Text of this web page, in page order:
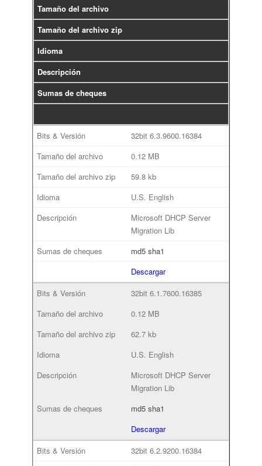
Tamaño del archivo
Tamaño del archivo zip
Idioma
Descripción
Sumas de cheques
32bit 6.3.9600.16384
0.12 MB
59.8 kb
U.S. English
Microsoft DHCP Server
Migration Lib
md5 sha1
Descargar
32bit 6.1.7600.16385
0.12 MB
62.7 kb
U.S. English
Microsoft DHCP Server
Migration Lib
md5 sha1
Descargar
32bit 6.2.9200.16384